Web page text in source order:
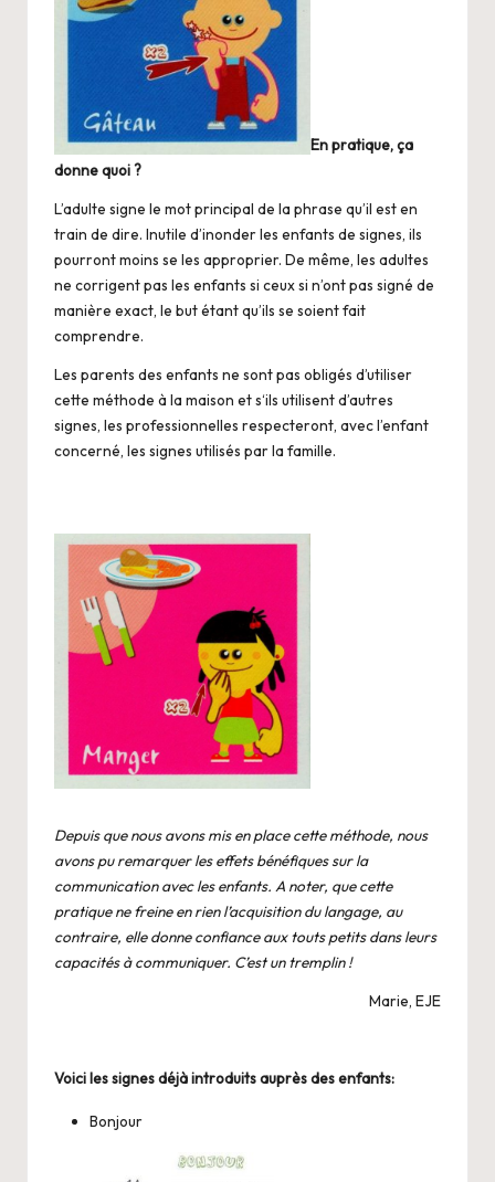
En pratique, ça
donne quoi ?
L’adulte signe le mot principal de la phrase qu’il est en
train de dire. Inutile d’inonder les enfants de signes, ils
pourront moins se les approprier. De même, les adultes
ne corrigent pas les enfants si ceux si n’ont pas signé de
manière exact, le but étant qu’ils se soient fait
comprendre.
Les parents des enfants ne sont pas obligés d’utiliser
cette méthode à la maison et s‘ils utilisent d’autres
signes, les professionnelles respecteront, avec l’enfant
concerné, les signes utilisés par la famille.
Depuis que nous avons mis en place cette méthode, nous
avons pu remarquer les effets bénéfiques sur la
communication avec les enfants. A noter, que cette
pratique ne freine en rien l’acquisition du langage, au
contraire, elle donne confiance aux touts petits dans leurs
capacités à communiquer. C’est un tremplin !
Marie, EJE
Voici les signes déjà introduits auprès des enfants:
Bonjour